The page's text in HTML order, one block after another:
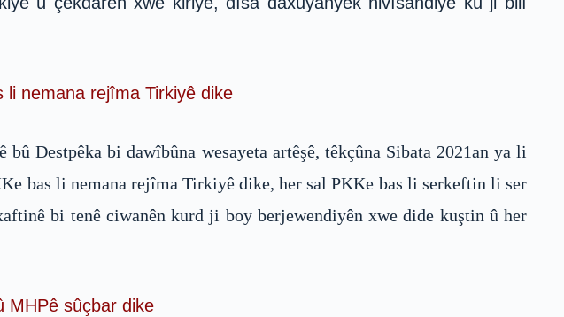
li nemana rejîma Tirkiyê dike
Destpêka bi dawîbûna wesayeta artêşê, têkçûna Sibata 2021an ya li
bas li nemana rejîma Tirkiyê dike, her sal PKKe bas li serkeftin li ser
bi tenê ciwanên kurd ji boy berjewendiyên xwe dide kuştin û her
MHPê sûçbar dike